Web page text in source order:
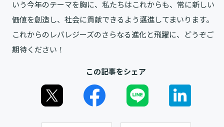
いう今年のテーマを胸に、私たちはこれからも、常に新しい
価値を創造し、社会に貢献できるよう邁進してまいります。
これからのレバレジーズのさらなる進化と飛躍に、どうぞご
期待ください！
この記事をシェア